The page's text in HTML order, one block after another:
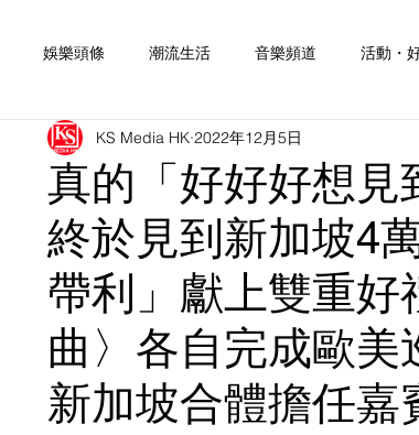
娛樂頭條 潮流生活 音樂頻道 活動・
真的「好好好想見
終於見到新加坡4
帶利」獻上雙重好
曲〉各自完成歐美
新加坡合體擔任嘉
KS Media HK 2022年12月5日